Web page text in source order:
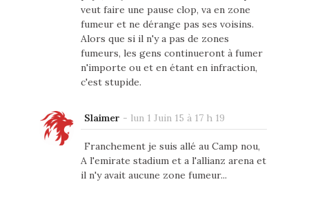
veut faire une pause clop, va en zone
fumeur et ne dérange pas ses voisins.
Alors que si il n'y a pas de zones
fumeurs, les gens continueront à fumer
n'importe ou et en étant en infraction,
c'est stupide.
Slaimer - lun 1 Juin 15 à 17 h 19
Franchement je suis allé au Camp nou,
A l'emirate stadium et a l'allianz arena et
il n'y avait aucune zone fumeur...